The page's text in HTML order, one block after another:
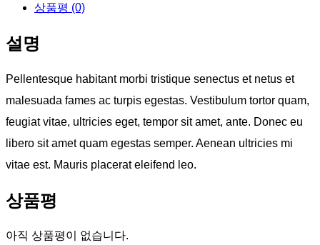
상품평 (0)
설명
Pellentesque habitant morbi tristique senectus et netus et
malesuada fames ac turpis egestas. Vestibulum tortor quam,
feugiat vitae, ultricies eget, tempor sit amet, ante. Donec eu
libero sit amet quam egestas semper. Aenean ultricies mi
vitae est. Mauris placerat eleifend leo.
상품평
아직 상품평이 없습니다.